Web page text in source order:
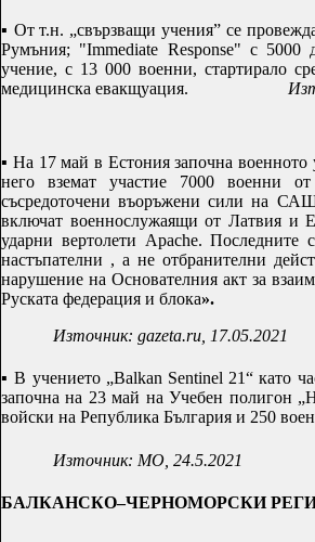
▪ От т.н. „свързващи учения” се
Румъния; "Immediate Response" с 5000
учение, с 13 000 военни, стартирало
медицинска евакщуация.
▪ На 17 май в Естония започна военното
него вземат участие 7000 военни
съсредоточени въоръжени сили на
включат военнослужаящи от Латвия и
ударни вертолети Apache. Последните
настъпателни , а не отбранителни
нарушение на Основателния акт за
Руската федерация и блока».
Източник: gazeta.ru, 17.05.2021
▪ В учението „Balkan Sentinel21“ като
започна на 23 май на Учебен полигон
войски на Република България и 250
Източник: МО, 24.5.2021
БАЛКАНСКО–ЧЕРНОМОРСКИ